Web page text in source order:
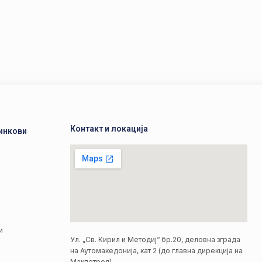
Контакт и локација
Ул. „Св. Кирил и Методиј“ бр.20, деловна зграда
на Аутомакедонија, кат 2 (до главна дирекција на